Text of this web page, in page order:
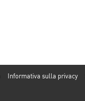
Informativa sulla privacy